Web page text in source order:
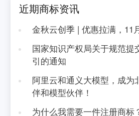
近期商标资讯
金秋云创季 | 优惠拉满，11
国家知识产权局关于规范提
引的通知
阿里云和通义大模型，成为
伴和模型伙伴！
为什么我需要一件注册商标